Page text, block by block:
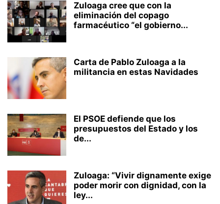
Zuloaga cree que con la
eliminación del copago
farmacéutico “el gobierno...
Carta de Pablo Zuloaga a la
militancia en estas Navidades
El PSOE defiende que los
presupuestos del Estado y los
de...
Zuloaga: “Vivir dignamente exige
poder morir con dignidad, con la
ley...